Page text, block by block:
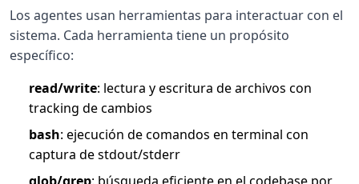
Los agentes usan herramientas para interactuar con el
sistema. Cada herramienta tiene un propósito
específico:
read/write: lectura y escritura de archivos con
tracking de cambios
bash: ejecución de comandos en terminal con
captura de stdout/stderr